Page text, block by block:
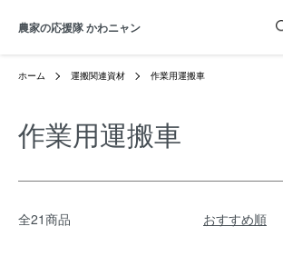
農家の応援隊 かわニャン
ホーム 運搬関連資材 作業用運搬車
作業用運搬車
全21商品 おすすめ順